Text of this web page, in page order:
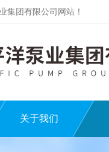
集团有限公司网站！
关于我们